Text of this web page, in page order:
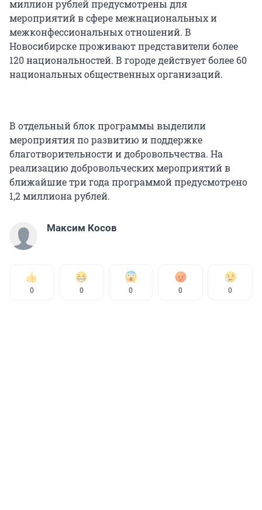
миллион рублей предусмотрены для
мероприятий в сфере межнациональных и
межконфессиональных отношений. В
Новосибирске проживают представители более
120 национальностей. В городе действует более 60
национальных общественных организаций.
В отдельный блок программы выделили
мероприятия по развитию и поддержке
благотворительности и добровольчества. На
реализацию добровольческих мероприятий в
ближайшие три года программой предусмотрено
1,2 миллиона рублей.
Максим Косов
0 0 0 0 0